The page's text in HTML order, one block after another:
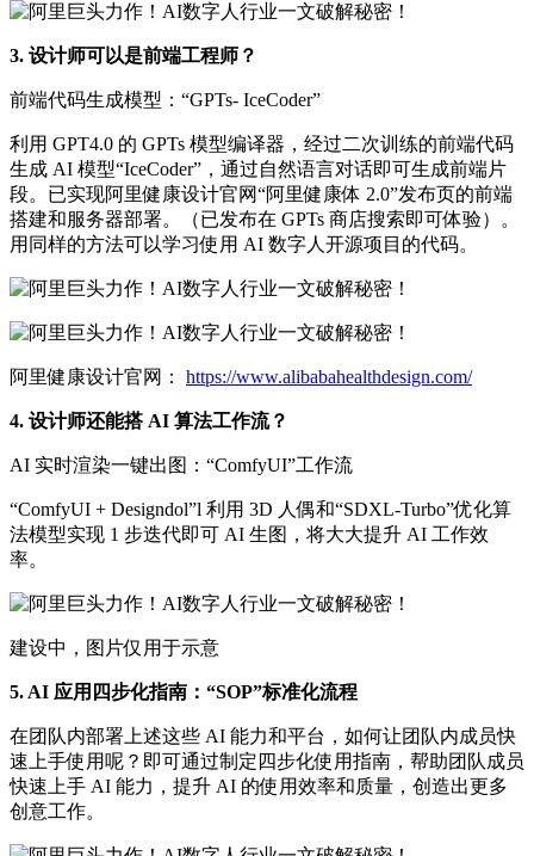
3. 设计师可以是前端工程师？
前端代码生成模型：“GPTs- IceCoder”
利用 GPT4.0 的 GPTs 模型编译器，经过二次训练的前端代码
生成 AI 模型“IceCoder”，通过自然语言对话即可生成前端片
段。已实现阿里健康设计官网“阿里健康体 2.0”发布页的前端
搭建和服务器部署。（已发布在 GPTs 商店搜索即可体验）。
用同样的方法可以学习使用 AI 数字人开源项目的代码。
阿里健康设计官网： https://www.alibabahealthdesign.com/
4. 设计师还能搭 AI 算法工作流？
AI 实时渲染一键出图：“ComfyUI”工作流
“ComfyUI + Designdol”l 利用 3D 人偶和“SDXL-Turbo”优化算
法模型实现 1 步迭代即可 AI 生图，将大大提升 AI 工作效
率。
建设中，图片仅用于示意
5. AI 应用四步化指南：“SOP”标准化流程
在团队内部署上述这些 AI 能力和平台，如何让团队内成员快
速上手使用呢？即可通过制定四步化使用指南，帮助团队成员
快速上手 AI 能力，提升 AI 的使用效率和质量，创造出更多
创意工作。